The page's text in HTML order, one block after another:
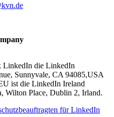
LinkedIn die LinkedIn
Sunnyvale, CA 94085,USA
ist die LinkedIn Ireland
Wilton Place, Dublin 2, Irland.
für LinkedIn